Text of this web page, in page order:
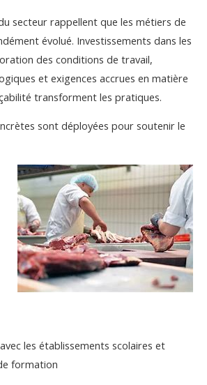
secteur rappellent que les métiers de
évolué. Investissements dans les
des conditions de travail,
et exigences accrues en matière
transforment les pratiques.
sont déployées pour soutenir le
les établissements scolaires et
formation